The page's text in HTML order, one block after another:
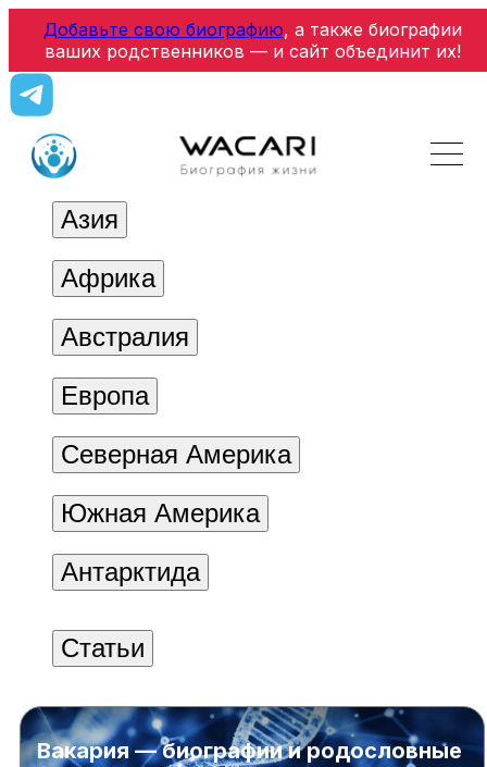
Добавьте свою биографию, а также биографии
ваших родственников — и сайт объединит их!
Азия
Африка
Австралия
Европа
Северная Америка
Южная Америка
Антарктида
Статьи
Вакария — биографии и родословные